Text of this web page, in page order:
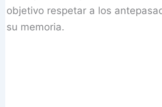
objetivo respetar a los
su memoria.